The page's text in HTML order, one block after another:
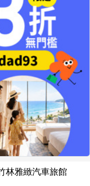
林雅緻汽車旅館